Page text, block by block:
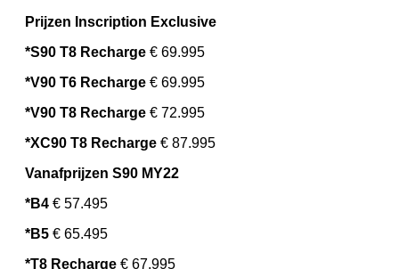
Prijzen Inscription Exclusive
*S90 T8 Recharge € 69.995
*V90 T6 Recharge € 69.995
*V90 T8 Recharge € 72.995
*XC90 T8 Recharge € 87.995
Vanafprijzen S90 MY22
*B4 € 57.495
*B5 € 65.495
*T8 Recharge € 67.995